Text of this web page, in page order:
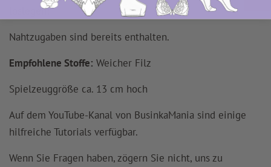
loslegen!
Nahtzugaben sind bereits enthalten.
Empfohlene Stoffe: Weicher Filz
Spielzeuggröße ca. 13 cm hoch
Auf dem YouTube-Kanal von BusinkaMania sind einige
hilfreiche Tutorials verfügbar.
Wenn Sie Fragen haben, zögern Sie nicht, uns zu